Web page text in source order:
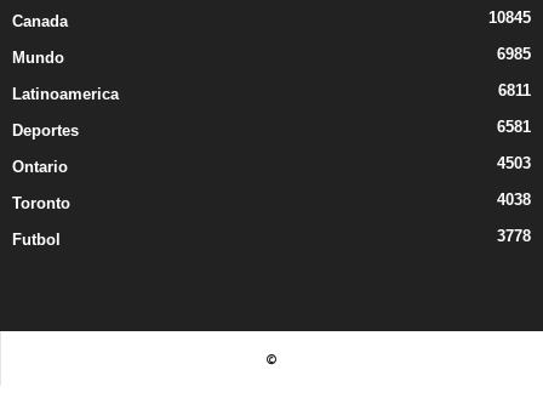
Canada 10845
Mundo 6985
Latinoamerica 6811
Deportes 6581
Ontario 4503
Toronto 4038
Futbol 3778
©